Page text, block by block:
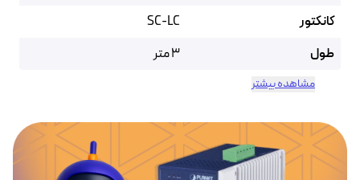
کانکتور
SC-LC
طول
3 متر
مشاهده بیشتر